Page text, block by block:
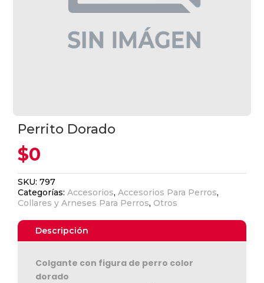
Perrito Dorado
$0
SKU:797
Categorías:Accesorios,Accesorios Para Perros,
Collares y Arneses Para Perros, Otros
Descripción
Colgante con figura de perro color
dorado